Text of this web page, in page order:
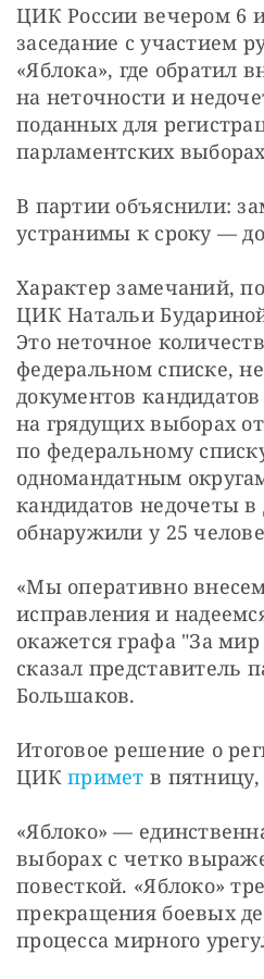
ЦИК России вечером 6
заседание с участием
«Яблока», где обратил
на неточности и
поданных для
парламентских
В партии объяснили:
устранимы к сроку —
Характер замечаний,
ЦИК Натальи
Это неточное
федеральном списке,
документов
на грядущих выборах
по федеральному
одномандатным
кандидатов недочеты в
обнаружили у 25
«Мы оперативно
исправления и
окажется графа "За
сказал представитель
Большаков.
Итоговое решение о
ЦИК примет в
«Яблоко» —
выборах с четко
повесткой. «Яблоко»
прекращения боевых
процесса мирного